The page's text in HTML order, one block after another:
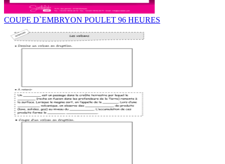
COUPE D`EMBRYON POULET 96 HEURES